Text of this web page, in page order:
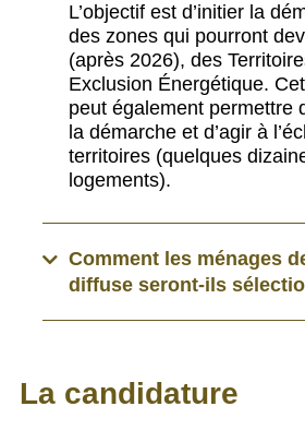
L’objectif est d’initier la
des zones qui pourront
(après 2026), des
Exclusion Énergétique.
peut également permettre
la démarche et d’agir à
territoires (quelques
logements).
Comment les ménages
diffuse seront-ils
La candidature